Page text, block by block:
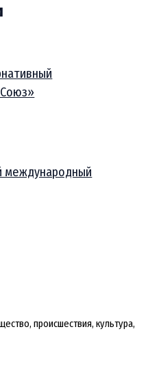
международный
происшествия, культура,